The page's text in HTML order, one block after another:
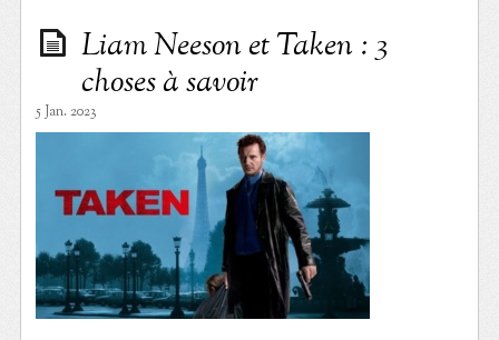
Liam Neeson et Taken : 3
choses à savoir
5 Jan. 2023